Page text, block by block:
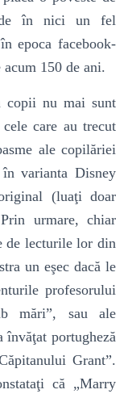
în nici un fel
epoca facebook-
150 de ani.
copii nu mai sunt
care au trecut
ale copilăriei
varianta Disney
(luaţi doar
urmare, chiar
de lecturile lor din
un eşec dacă le
profesorului
mări”, sau ale
învăţat portugheză
Grant”.
că „Marry